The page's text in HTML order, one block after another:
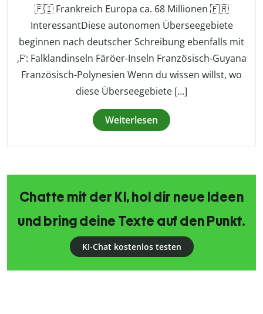
🇫🇮 Frankreich Europa ca. 68 Millionen 🇫🇷
InteressantDiese autonomen Überseegebiete
beginnen nach deutscher Schreibung ebenfalls mit
‚F‘: Falklandinseln Färöer-Inseln Französisch-Guyana
Französisch-Polynesien Wenn du wissen willst, wo
diese Überseegebiete […]
Weiterlesen
Chatte mit der KI, hol dir neue Ideen
und bring deine Texte auf den Punkt.
KI-Chat kostenlos testen